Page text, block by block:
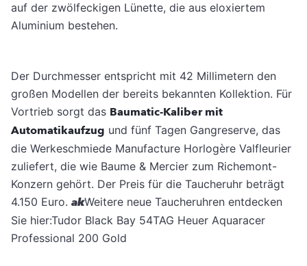
auf der zwölfeckigen Lünette, die aus eloxiertem
Aluminium bestehen.
Der Durchmesser entspricht mit 42 Millimetern den
großen Modellen der bereits bekannten Kollektion. Für
Vortrieb sorgt das Baumatic-Kaliber mit
Automatikaufzug und fünf Tagen Gangreserve, das
die Werkeschmiede Manufacture Horlogère Valfleurier
zuliefert, die wie Baume & Mercier zum Richemont-
Konzern gehört. Der Preis für die Taucheruhr beträgt
4.150 Euro. akWeitere neue Taucheruhren entdecken
Sie hier:Tudor Black Bay 54TAG Heuer Aquaracer
Professional 200 Gold